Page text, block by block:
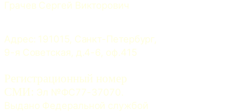
Грачев Сергей Викторович
Адрес: 191015, Санкт-Петербург,
9-я Советская, д.4-6, оф.415
Регистрационный номер
СМИ: Эл №ФС77-37070.
Выдано Федеральной службой